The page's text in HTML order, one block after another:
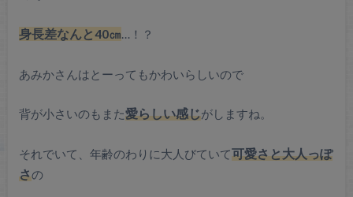
身長差なんと40㎝…！？
あみかさんはとーってもかわいらしいので
背が小さいのもまた愛らしい感じがしますね。
それでいて、年齢のわりに大人びていて可愛さと大人っぽ
さの